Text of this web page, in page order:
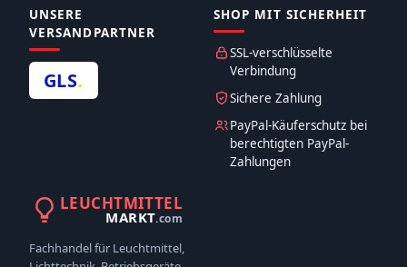
UNSERE
VERSANDPARTNER
GLS.
SHOP MIT SICHERHEIT
SSL-verschlüsselte
Verbindung
Sichere Zahlung
PayPal-Käuferschutz bei
berechtigten PayPal-
Zahlungen
LEUCHTMITTEL
MARKT.com
Fachhandel für Leuchtmittel,